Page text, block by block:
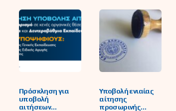
Πρόσκληση για
υποβολή
αιτήσεων
Υποβολή ενιαίας
αίτησης
προσωρινής